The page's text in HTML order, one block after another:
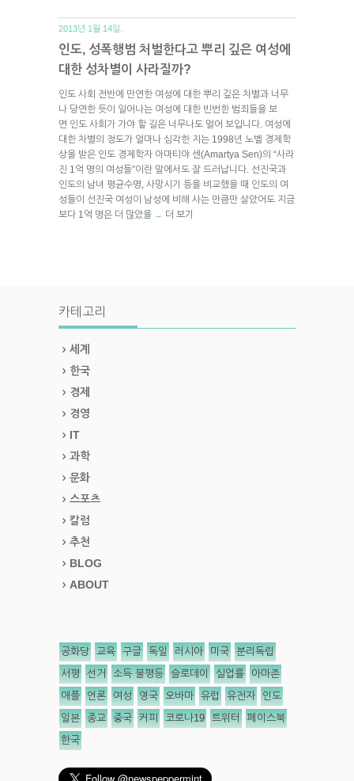
2013년 1월 14일.
인도, 성폭행범 처벌한다고 뿌리 깊은 여성에
대한 성차별이 사라질까?
인도 사회 전반에 만연한 여성에 대한 뿌리 깊은 차별과 너무
나 당연한 듯이 일어나는 여성에 대한 빈번한 범죄들을 보
면 인도 사회가 가야 할 길은 너무나도 멀어 보입니다. 여성에
대한 차별의 정도가 얼마나 심각한 지는 1998년 노벨 경제학
상을 받은 인도 경제학자 아마티야 센(Amartya Sen)의 “사라
진 1억 명의 여성들”이란 말에서도 잘 드러납니다. 선진국과
인도의 남녀 평균수명, 사망시기 등을 비교했을 때 인도의 여
성들이 선진국 여성이 남성에 비해 사는 만큼만 살았어도 지금
보다 1억 명은 더 많았을 → 더 보기
카테고리
세계
한국
경제
경영
IT
과학
문화
스포츠
칼럼
추천
BLOG
ABOUT
공화당 교육 구글 독일 러시아 미국 분리독립
서평 선거 소득 불평등 슬로데이 실업률 아마존
애플 언론 여성 영국 오바마 유럽 유전자 인도
일본 종교 중국 커피 코로나19 트위터 페이스북
한국